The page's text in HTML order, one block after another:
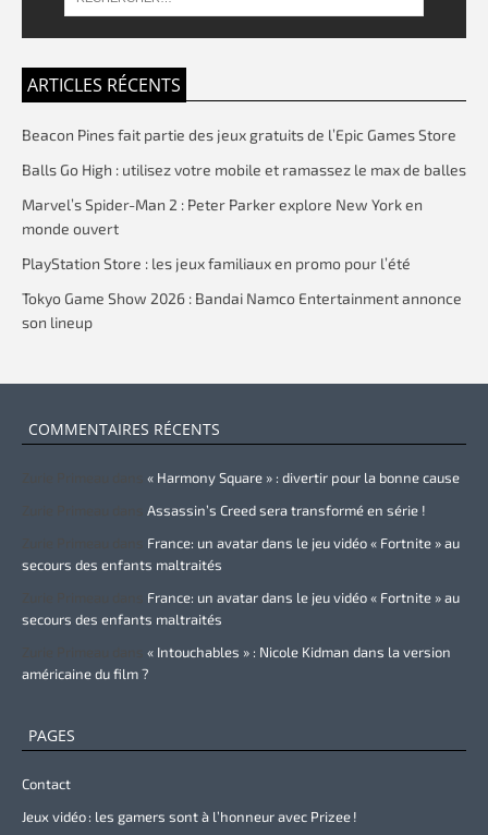
ARTICLES RÉCENTS
Beacon Pines fait partie des jeux gratuits de l’Epic Games Store
Balls Go High : utilisez votre mobile et ramassez le max de balles
Marvel’s Spider-Man 2 : Peter Parker explore New York en
monde ouvert
PlayStation Store : les jeux familiaux en promo pour l’été
Tokyo Game Show 2026 : Bandai Namco Entertainment annonce
son lineup
COMMENTAIRES RÉCENTS
« Harmony Square » : divertir pour la bonne cause
Assassin’s Creed sera transformé en série !
France: un avatar dans le jeu vidéo « Fortnite » au
secours des enfants maltraités
France: un avatar dans le jeu vidéo « Fortnite » au
secours des enfants maltraités
« Intouchables » : Nicole Kidman dans la version
américaine du film ?
PAGES
Contact
Jeux vidéo : les gamers sont à l’honneur avec Prizee !